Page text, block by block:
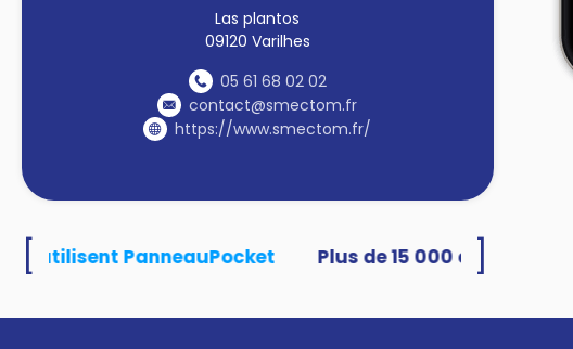
Las plantos
09120 Varilhes
05 61 68 02 02
contact@smectom.fr
https://www.smectom.fr/
utilisent PanneauPocket